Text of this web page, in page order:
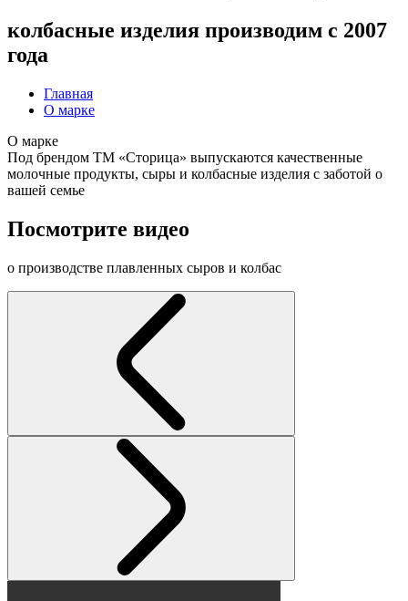
колбасные изделия производим с 2007
года
Главная
О марке
О марке
Под брендом ТМ «Сторица» выпускаются качественные
молочные продукты, сыры и колбасные изделия с заботой о
вашей семье
Посмотрите видео
о производстве плавленных сыров и колбас